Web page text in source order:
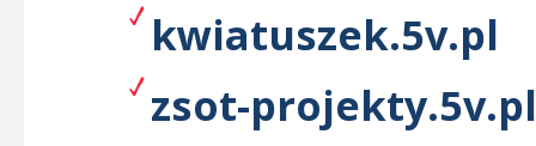
kwiatuszek.5v.pl
zsot-projekty.5v.pl